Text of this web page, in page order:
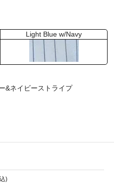
Light Blue w/Navy
&ネイビーストライプ
)